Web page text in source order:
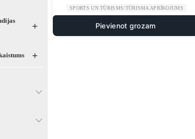
+
+
SPORTS UN TŪRISMS/TŪRISMA APRĪKOJUMS
Pievienot grozam